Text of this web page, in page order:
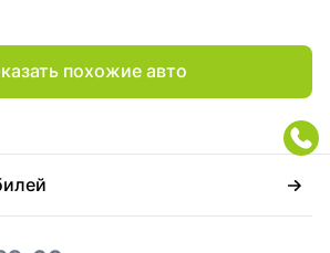
похожие авто